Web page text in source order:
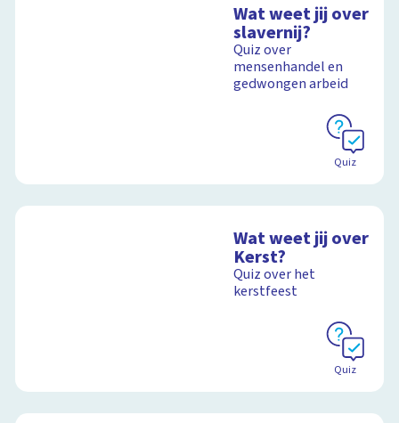
Wat weet jij over
slavernij?
Quiz over
mensenhandel en
gedwongen arbeid
Quiz
Wat weet jij over
Kerst?
Quiz over het
kerstfeest
Quiz